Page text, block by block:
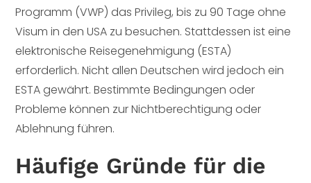
Programm (VWP) das Privileg, bis zu 90 Tage ohne
Visum in den USA zu besuchen. Stattdessen ist eine
elektronische Reisegenehmigung (ESTA)
erforderlich. Nicht allen Deutschen wird jedoch ein
ESTA gewährt. Bestimmte Bedingungen oder
Probleme können zur Nichtberechtigung oder
Ablehnung führen.
Häufige Gründe für die